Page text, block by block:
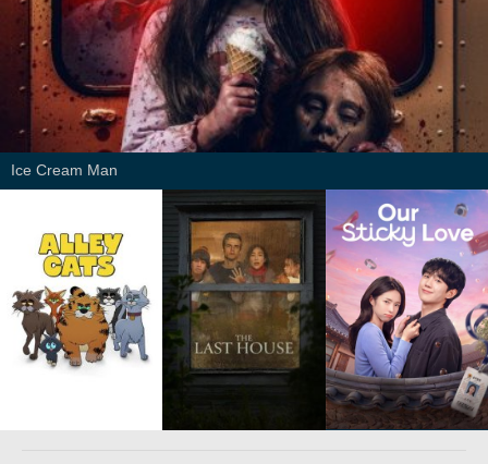
Ice Cream Man